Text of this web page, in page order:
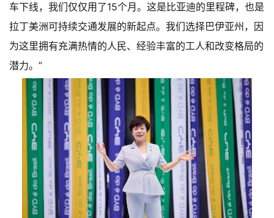
车下线，我们仅仅用了15个月。这是比亚迪的里程碑，也是
拉丁美洲可持续交通发展的新起点。我们选择巴伊亚州，因
为这里拥有充满热情的人民、经验丰富的工人和改变格局的
潜力。”